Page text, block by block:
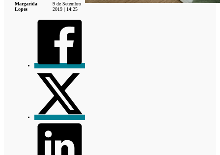
Margarida
Lopes
9 de Setembro
2019 | 14:25